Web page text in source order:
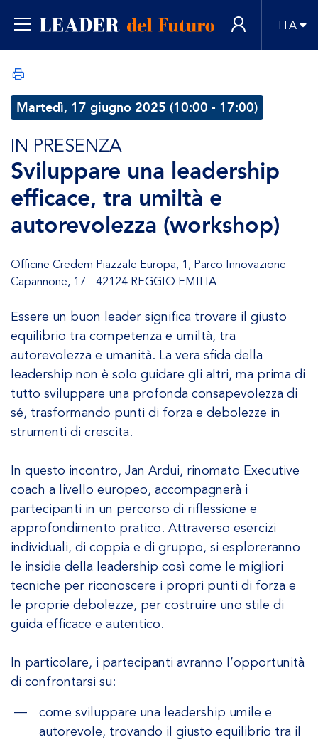
ITA
Martedì, 17 giugno 2025 (10:00 - 17:00)
IN PRESENZA
Sviluppare una leadership
efficace, tra umiltà e
autorevolezza (workshop)
Officine Credem Piazzale Europa, 1, Parco Innovazione
Capannone, 17 - 42124 REGGIO EMILIA
Essere un buon leader significa trovare il giusto
equilibrio tra competenza e umiltà, tra
autorevolezza e umanità. La vera sfida della
leadership non è solo guidare gli altri, ma prima di
tutto sviluppare una profonda consapevolezza di
sé, trasformando punti di forza e debolezze in
strumenti di crescita.
In questo incontro, Jan Ardui, rinomato Executive
coach a livello europeo, accompagnerà i
partecipanti in un percorso di riflessione e
approfondimento pratico. Attraverso esercizi
individuali, di coppia e di gruppo, si esploreranno
le insidie della leadership così come le migliori
tecniche per riconoscere i propri punti di forza e
le proprie debolezze, per costruire uno stile di
guida efficace e autentico.
In particolare, i partecipanti avranno l’opportunità
di confrontarsi su:
come sviluppare una leadership umile e
autorevole, trovando il giusto equilibrio tra il